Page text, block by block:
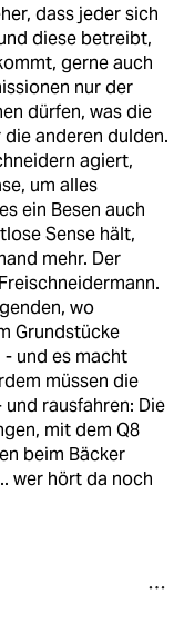
dass jeder sich
diese betreibt,
gerne auch
nur der
dürfen, was die
anderen dulden.
agiert,
um alles
ein Besen auch
Sense hält,
mehr. Der
wo
Grundstücke
und es macht
müssen die
rausfahren: Die
mit dem Q8
beim Bäcker
wer hört da noch